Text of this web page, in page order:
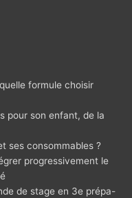
formule choisir
pour son enfant, de la
ses consommables ?
progressivement le
de stage en 3e prépa-